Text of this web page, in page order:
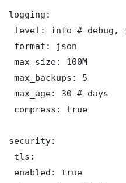
logging:
level: info # debug,
format: json
max_size: 100M
max_backups: 5
max_age: 30 # days
compress: true
security:
tls:
enabled: true